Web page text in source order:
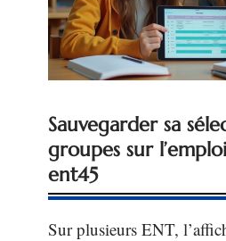
Sauvegarder sa
groupes sur
ent45
Sur plusieurs ENT,